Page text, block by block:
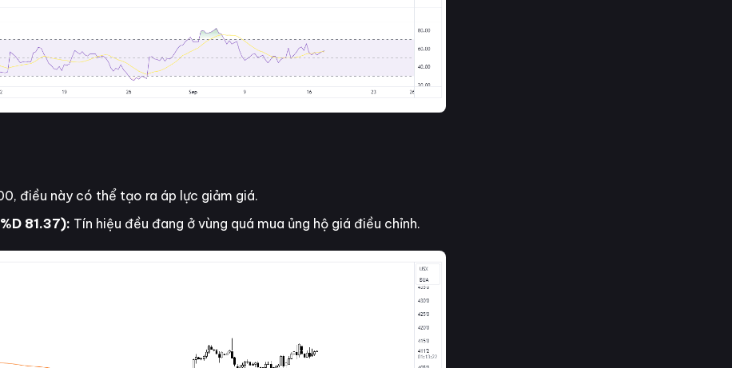
điều này có thể tạo ra áp lực giảm giá.
81.37): Tín hiệu đều đang ở vùng quá mua ủng hộ giá điều chỉnh.